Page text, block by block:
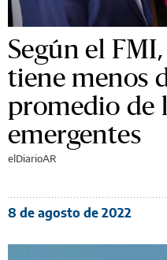
Según el
tiene menos
promedio de
emergentes
elDiarioAR
8 de agosto de 2022